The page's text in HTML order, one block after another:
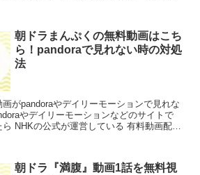
朝ドラまんぷくの無料動画はこち
ら！pandoraで見れない時の対処
法
がpandoraやデイリーモーションで見れな
やデイリーモーションなどのサイトで
NHKの公式が運営している 有料動画配信
朝ドラ『満腹』動画1話を無料視